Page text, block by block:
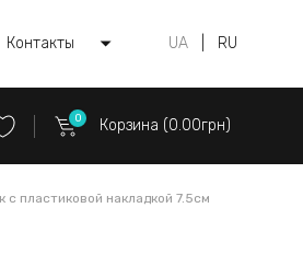
Контакты UA RU
0 Корзина (0.00грн)
пластиковой накладкой 7.5см